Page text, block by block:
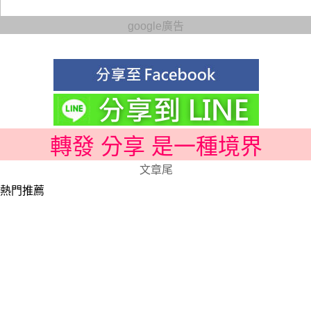
google廣告
轉發 分享 是一種境界
文章尾
熱門推薦